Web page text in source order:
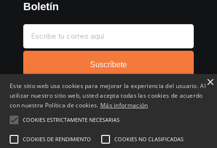
Boletín
Suscríbete
Inicio
Comentados
Favoritos
×
Este sitio web usa cookies para mejorar la experiencia del usuario. Al
utilizar nuestro sitio web, usted acepta todas las cookies de acuerdo
con nuestra Política de cookies. Más información
COOKIES ESTRICTAMENTE NECESARIAS
COOKIES DE RENDIMIENTO COOKIES NO CLASIFICADAS